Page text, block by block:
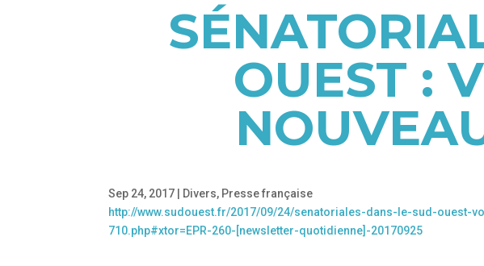
OUEST :
Sep 24, 2017 Divers, Presse française
http://www.sudouest.fr/2017/09/24/senatoriales-dans-le-sud-ouest-
710.php#xtor=EPR-260-[newsletter-quotidienne]-20170925